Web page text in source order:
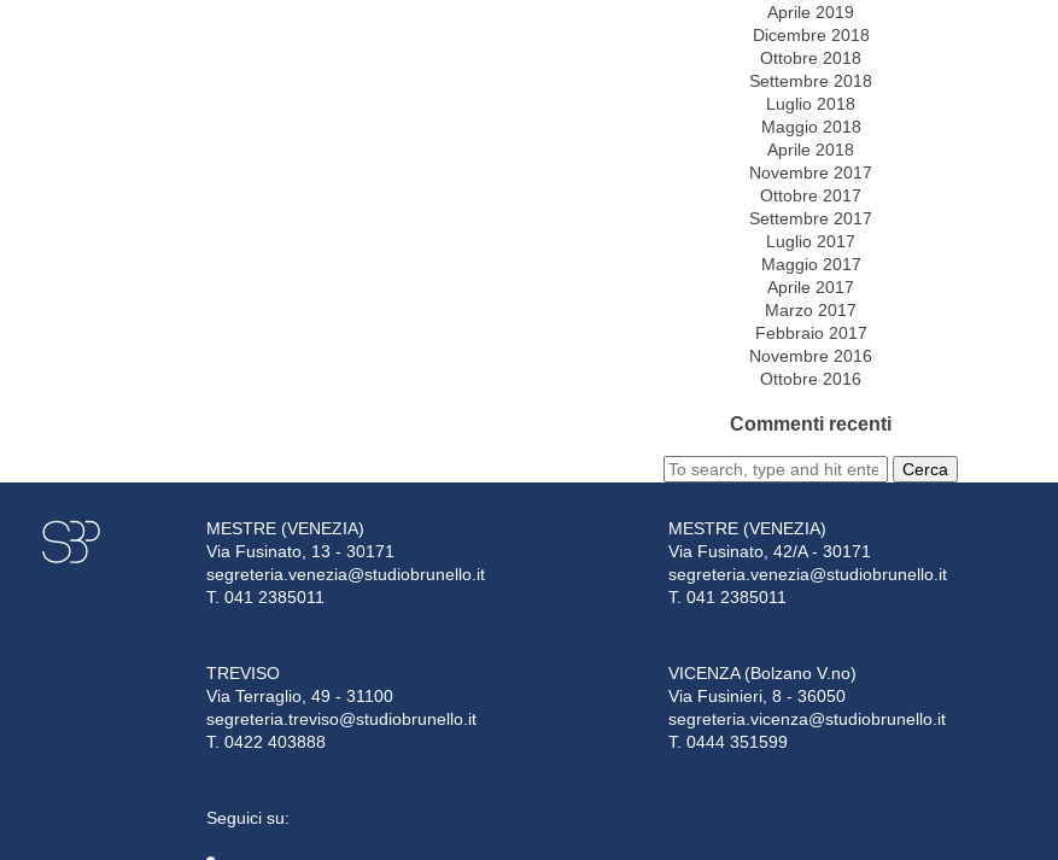
Aprile 2019
Dicembre 2018
Ottobre 2018
Settembre 2018
Luglio 2018
Maggio 2018
Aprile 2018
Novembre 2017
Ottobre 2017
Settembre 2017
Luglio 2017
Maggio 2017
Aprile 2017
Marzo 2017
Febbraio 2017
Novembre 2016
Ottobre 2016
Commenti recenti
Cerca
MESTRE (VENEZIA)
Via Fusinato, 13 - 30171
segreteria.venezia@studiobrunello.it
T. 041 2385011
MESTRE (VENEZIA)
Via Fusinato, 42/A - 30171
segreteria.venezia@studiobrunello.it
T. 041 2385011
TREVISO
Via Terraglio, 49 - 31100
segreteria.treviso@studiobrunello.it
T. 0422 403888
VICENZA (Bolzano V.no)
Via Fusinieri, 8 - 36050
segreteria.vicenza@studiobrunello.it
T. 0444 351599
Seguici su: